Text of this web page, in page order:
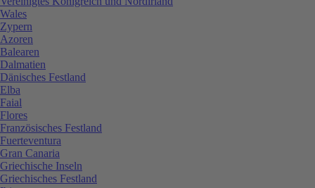
Wales
Zypern
Azoren
Balearen
Dalmatien
Dänisches Festland
Elba
Faial
Flores
Französisches Festland
Fuerteventura
Gran Canaria
Griechische Inseln
Griechisches Festland